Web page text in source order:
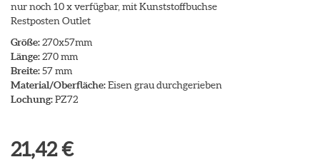
nur noch 10 x verfügbar, mit Kunststoffbuchse
Restposten Outlet
Größe:270x57mm
Länge:270 mm
Breite:57 mm
Material/Oberfläche:Eisen grau durchgerieben
Lochung:PZ72
21,42 €